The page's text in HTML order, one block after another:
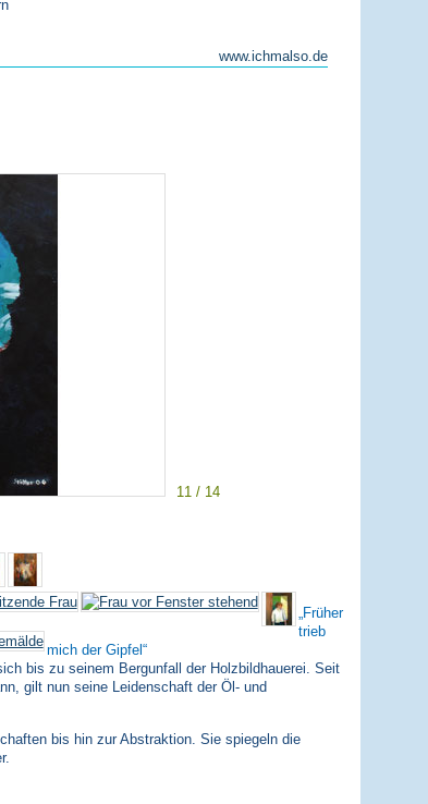
www.ichmalso.de
11 / 14
Früher
trieb
mich der Gipfel
bis zu seinem Bergunfall der Holzbildhauerei. Seit
gilt nun seine Leidenschaft der Öl- und
bis hin zur Abstraktion. Sie spiegeln die